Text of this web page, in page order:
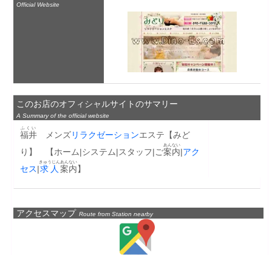
Official Website
このお店のオフィシャルサイトのサマリー
A Summary of the official website
福井
ふくい
メンズリラクゼーションエステ【みど
り】　【ホーム|システム|スタッフ|ご案内
あんない
|アク
セス|求人
きゅうじん
案内
あんない
】
アクセスマップ Route from Station nearby